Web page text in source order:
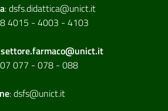
:dsfs.didattica@unict.it
4015 - 4003 - 4103
settore.farmaco@unict.it
077 - 078 - 088
:dsfs@unict.it